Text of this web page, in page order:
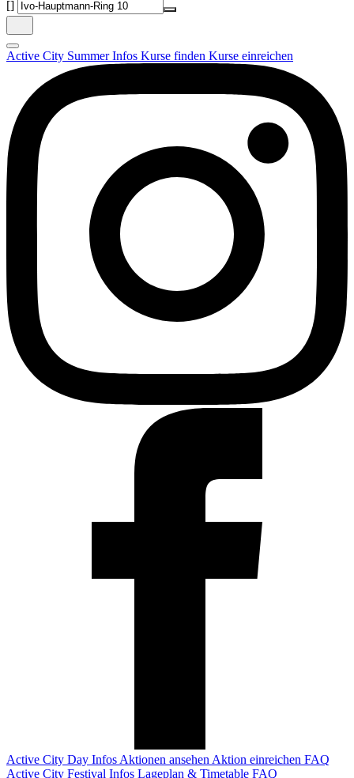
[]
Active City SummerInfos Kurse finden Kurse einreichen
Active City Day Infos Aktionen ansehen Aktion einreichen FAQ
Active City Festival Infos Lageplan & Timetable FAQ